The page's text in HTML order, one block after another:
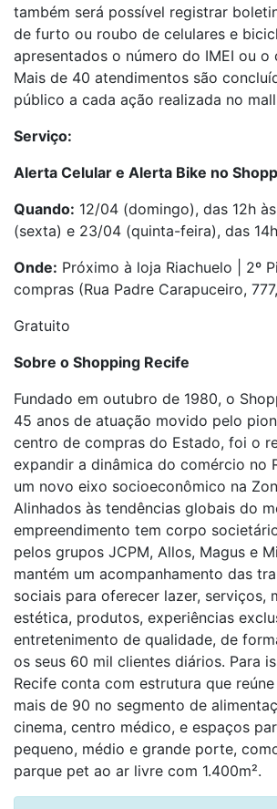
também será possível registrar
de furto ou roubo de celulares e
apresentados o número do IMEI ou o
Mais de 40 atendimentos são
público a cada ação realizada no
Serviço:
Alerta Celular e Alerta Bike no
Quando: 12/04 (domingo), das 12h
(sexta) e 23/04 (quinta-feira), das
Onde: Próximo à loja Riachuelo | 2º
compras (Rua Padre Carapuceiro,
Gratuito
Sobre o Shopping Recife
Fundado em outubro de 1980, o
45 anos de atuação movido pelo
centro de compras do Estado, foi o
expandir a dinâmica do comércio no
um novo eixo socioeconômico na
Alinhados às tendências globais do
empreendimento tem corpo
pelos grupos JCPM, Allos, Magus e
mantém um acompanhamento das
sociais para oferecer lazer, serviços,
estética, produtos, experiências
entretenimento de qualidade, de
os seus 60 mil clientes diários. Para
Recife conta com estrutura que
mais de 90 no segmento de
cinema, centro médico, e espaços
pequeno, médio e grande porte,
parque pet ao ar livre com 1.400m².